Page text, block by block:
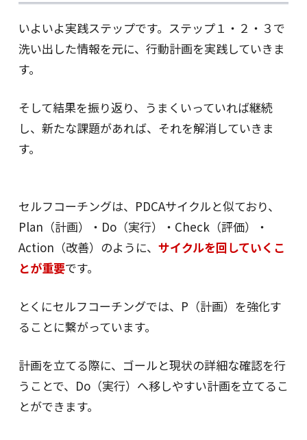
いよいよ実践ステップです。ステップ１・２・３で
洗い出した情報を元に、行動計画を実践していきま
す。
そして結果を振り返り、うまくいっていれば継続
し、新たな課題があれば、それを解消していきま
す。
セルフコーチングは、PDCAサイクルと似ており、
Plan（計画）・Do（実行）・Check（評価）・
Action（改善）のように、 サイクルを回していくこ
とが重要です。
とくにセルフコーチングでは、P（計画）を強化す
ることに繋がっています。
計画を立てる際に、ゴールと現状の詳細な確認を行
うことで、Do（実行）へ移しやすい計画を立てるこ
とができます。